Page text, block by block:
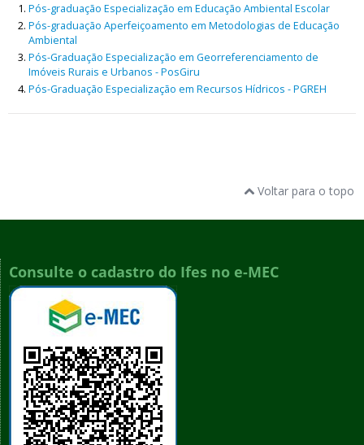
Pós-graduação Especialização em Educação Ambiental Escolar
Pós-graduação Aperfeiçoamento em Metodologias de Educação
Ambiental
Pós-Graduação Especialização em Georreferenciamento de
Imóveis Rurais e Urbanos - PosGiru
Pós-Graduação Especialização em Recursos Hídricos - PGREH
Voltar para o topo
Consulte o cadastro do Ifes no e-MEC